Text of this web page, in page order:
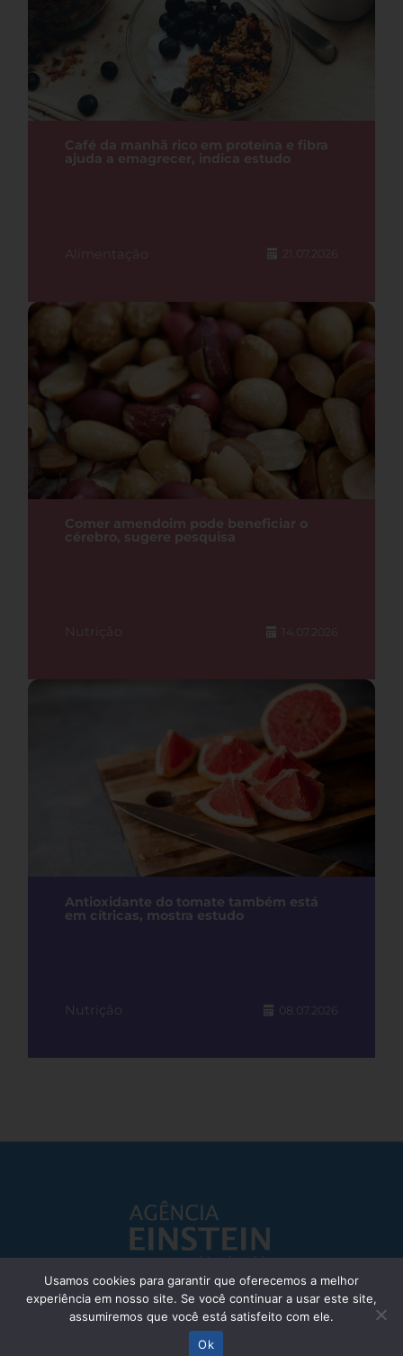
Café da manhã rico em proteína e fibra
ajuda a emagrecer, indica estudo
Alimentação 21.07.2026
Comer amendoim pode beneficiar o
cérebro, sugere pesquisa
Nutrição 14.07.2026
Antioxidante do tomate também está
em cítricas, mostra estudo
Nutrição 08.07.2026
Responsável Técnico: Dr. Eliezer Silva - CRM: 85148-SP
© Einstein Hospital Israelita 2025 - Todos os direitos reservados
Usamos cookies para garantir que oferecemos a melhor
experiência em nosso site. Se você continuar a usar este site,
assumiremos que você está satisfeito com ele.
Ok